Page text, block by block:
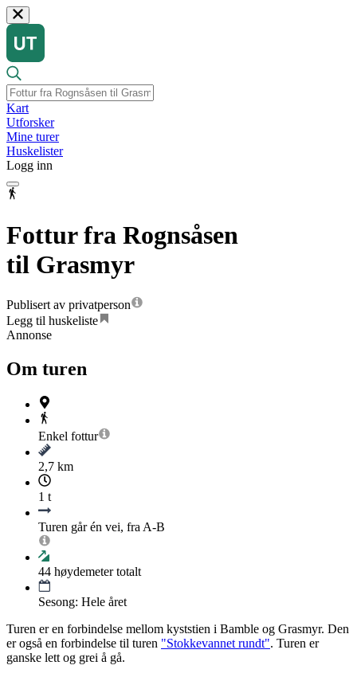
Kart
Utforsker
Mine turer
Huskelister
Logg inn
Fottur fra Rognsåsen
til Grasmyr
Publisert av privatperson
Legg til huskeliste
Annonse
Om turen
Enkel fottur
2,7 km
1 t
Turen går én vei, fra A-B
44 høydemeter totalt
Sesong: Hele året
Turen er en forbindelse mellom kyststien i Bamble og Grasmyr. Den
er også en forbindelse til turen "Stokkevannet rundt". Turen er
ganske lett og grei å gå.